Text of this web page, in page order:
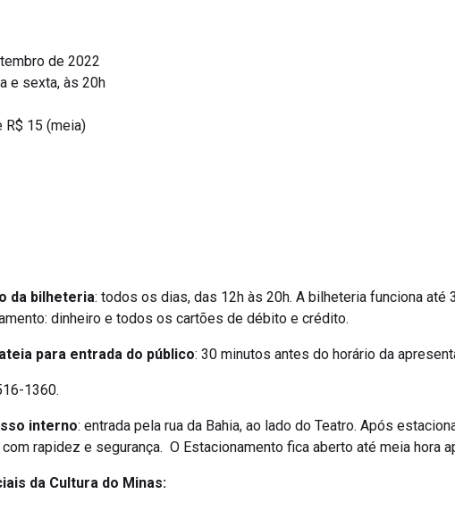
de 2022
e sexta, às 20h
R$ 15 (meia)
da bilheteria: todos os dias, das 12h às 20h. A bilheteria funciona
dinheiro e todos os cartões de débito e crédito.
para entrada do público: 30 minutos antes do horário da
1360.
interno: entrada pela rua da Bahia, ao lado do Teatro. Após
rapidez e segurança. O Estacionamento fica aberto até meia hora
da Cultura do Minas: